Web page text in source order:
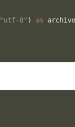
"utf-8" ) as